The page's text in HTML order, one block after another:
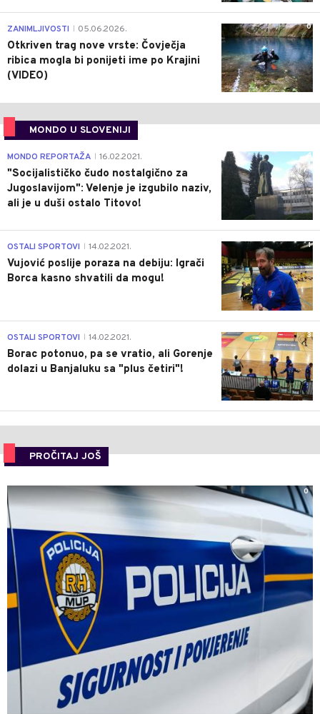
0
ZANIMLJIVOSTI 05.06.2026.
Otkriven trag nove vrste: Čovječja
ribica mogla bi ponijeti ime po Krajini
(VIDEO)
MONDO U SLOVENIJI
4
MONDO REPORTAŽA 16.02.2021.
"Socijalističko čudo nostalgično za
Jugoslavijom": Velenje je izgubilo naziv,
ali je u duši ostalo Titovo!
1
OSTALI SPORTOVI 14.02.2021.
Vujović poslije poraza na debiju: Igrači
Borca kasno shvatili da mogu!
3
OSTALI SPORTOVI 14.02.2021.
Borac potonuo, pa se vratio, ali Gorenje
dolazi u Banjaluku sa "plus četiri"!
PROČITAJ JOŠ
0